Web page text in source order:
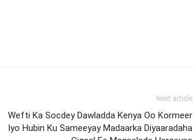
Next article
Wefti Ka Socdey Dawladda Kenya Oo Kormeer
Iyo Hubin Ku Sameeyay Madaarka Diyaaradaha